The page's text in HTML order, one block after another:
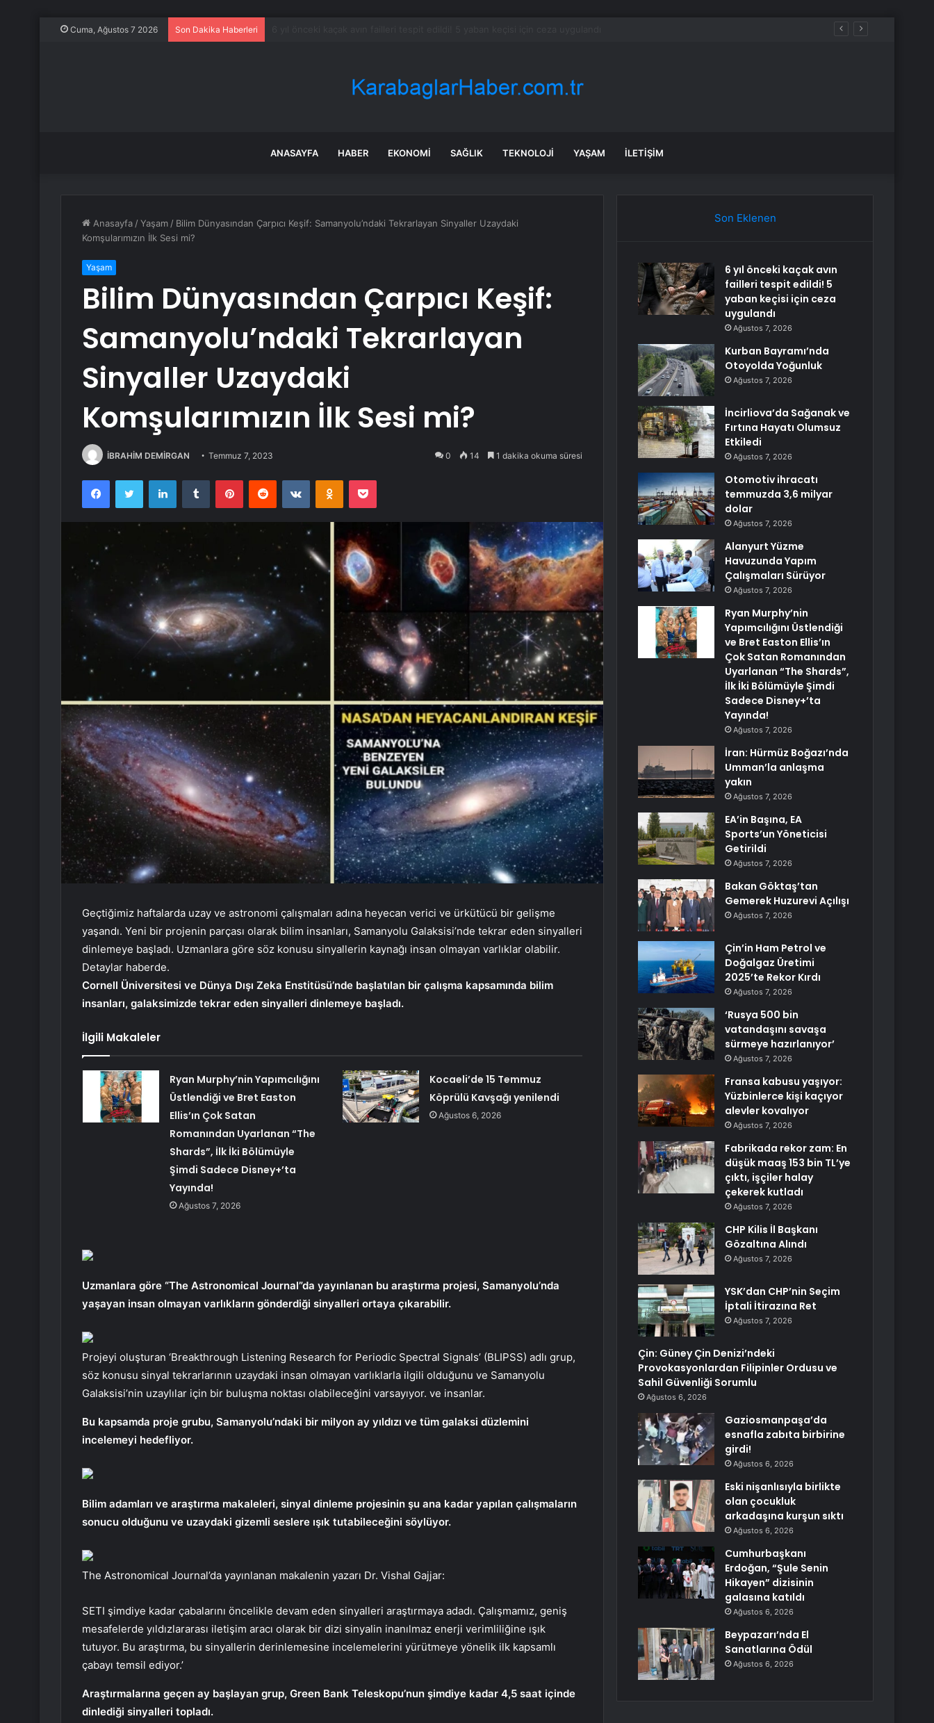
Cuma, Ağustos 7 2026 Son Dakika Haberleri
ANASAYFA HABER EKONOMI SAĞLIK TEKNOLOJI YAŞAM İLETIŞIM
Anasayfa /Yaşam / Bilim Dünyasından Çarpıcı Keşif: Samanyolu’ndaki Tekrarlayan Sinyaller Uzaydaki
Komşularımızın İlk Sesi mi?
Yaşam
Bilim Dünyasından Çarpıcı Keşif:
Samanyolu’ndaki Tekrarlayan
Sinyaller Uzaydaki
Komşularımızın İlk Sesi mi?
İBRAHİM DEMİRGAN Temmuz 7, 2023 0 14 1 dakika okuma süresi
FacebookTwitter LinkedInTumblr PinterestReddit VKontakteOdnoklassniki
Pocket
Geçtiğimiz haftalarda uzay ve astronomi çalışmaları adına heyecan verici ve ürkütücü bir gelişme
yaşandı. Yeni bir projenin parçası olarak bilim insanları, Samanyolu Galaksisi’nde tekrar eden sinyalleri
dinlemeye başladı. Uzmanlara göre söz konusu sinyallerin kaynağı insan olmayan varlıklar olabilir.
Detaylar haberde.
Cornell Üniversitesi ve Dünya Dışı Zeka Enstitüsü’nde başlatılan bir çalışma kapsamında bilim
insanları, galaksimizde tekrar eden sinyalleri dinlemeye başladı.
İlgili Makaleler
Ryan Murphy’nin Yapımcılığını
Üstlendiği ve Bret Easton
Ellis’ın Çok Satan
Romanından Uyarlanan “The
Shards”, İlk İki Bölümüyle
Şimdi Sadece Disney+’ta
Yayında!
Ağustos 7, 2026
Kocaeli’de 15 Temmuz
Köprülü Kavşağı yenilendi
Ağustos 6, 2026
Uzmanlara göre “The Astronomical Journal”da yayınlanan bu araştırma projesi, Samanyolu’nda
yaşayan insan olmayan varlıkların gönderdiği sinyalleri ortaya çıkarabilir.
Projeyi oluşturan ‘Breakthrough Listening Research for Periodic Spectral Signals’ (BLIPSS) adlı grup,
söz konusu sinyal tekrarlarının uzaydaki insan olmayan varlıklarla ilgili olduğunu ve Samanyolu
Galaksisi’nin uzaylılar için bir buluşma noktası olabileceğini varsayıyor. ve insanlar.
Bu kapsamda proje grubu, Samanyolu’ndaki bir milyon ay yıldızı ve tüm galaksi düzlemini
incelemeyi hedefliyor.
Bilim adamları ve araştırma makaleleri, sinyal dinleme projesinin şu ana kadar yapılan çalışmaların
sonucu olduğunu ve uzaydaki gizemli seslere ışık tutabileceğini söylüyor.
The Astronomical Journal’da yayınlanan makalenin yazarı Dr. Vishal Gajjar:
SETI şimdiye kadar çabalarını öncelikle devam eden sinyalleri araştırmaya adadı. Çalışmamız, geniş
mesafelerde yıldızlararası iletişim aracı olarak bir dizi sinyalin inanılmaz enerji verimliliğine ışık
tutuyor. Bu araştırma, bu sinyallerin derinlemesine incelemelerini yürütmeye yönelik ilk kapsamlı
çabayı temsil ediyor.’
Araştırmalarına geçen ay başlayan grup, Green Bank Teleskopu’nun şimdiye kadar 4,5 saat içinde
dinlediği sinyalleri topladı.
Son Eklenen
6 yıl önceki kaçak avın
failleri tespit edildi! 5
yaban keçisi için ceza
uygulandı
Ağustos 7, 2026
Kurban Bayramı’nda
Otoyolda Yoğunluk
Ağustos 7, 2026
İncirliova’da Sağanak ve
Fırtına Hayatı Olumsuz
Etkiledi
Ağustos 7, 2026
Otomotiv ihracatı
temmuzda 3,6 milyar
dolar
Ağustos 7, 2026
Alanyurt Yüzme
Havuzunda Yapım
Çalışmaları Sürüyor
Ağustos 7, 2026
Ryan Murphy’nin
Yapımcılığını Üstlendiği
ve Bret Easton Ellis’ın
Çok Satan Romanından
Uyarlanan “The Shards”,
İlk İki Bölümüyle Şimdi
Sadece Disney+’ta
Yayında!
Ağustos 7, 2026
İran: Hürmüz Boğazı’nda
Umman’la anlaşma
yakın
Ağustos 7, 2026
EA’in Başına, EA
Sports’un Yöneticisi
Getirildi
Ağustos 7, 2026
Bakan Göktaş’tan
Gemerek Huzurevi Açılışı
Ağustos 7, 2026
Çin’in Ham Petrol ve
Doğalgaz Üretimi
2025’te Rekor Kırdı
Ağustos 7, 2026
‘Rusya 500 bin
vatandaşını savaşa
sürmeye hazırlanıyor’
Ağustos 7, 2026
Fransa kabusu yaşıyor:
Yüzbinlerce kişi kaçıyor
alevler kovalıyor
Ağustos 7, 2026
Fabrikada rekor zam: En
düşük maaş 153 bin TL’ye
çıktı, işçiler halay
çekerek kutladı
Ağustos 7, 2026
CHP Kilis İl Başkanı
Gözaltına Alındı
Ağustos 7, 2026
YSK’dan CHP’nin Seçim
İptali İtirazına Ret
Ağustos 7, 2026
Çin: Güney Çin Denizi’ndeki
Provokasyonlardan Filipinler Ordusu ve
Sahil Güvenliği Sorumlu
Ağustos 6, 2026
Gaziosmanpaşa’da
esnafla zabıta birbirine
girdi!
Ağustos 6, 2026
Eski nişanlısıyla birlikte
olan çocukluk
arkadaşına kurşun sıktı
Ağustos 6, 2026
Cumhurbaşkanı
Erdoğan, “Şule Senin
Hikayen” dizisinin
galasına katıldı
Ağustos 6, 2026
Beypazarı’nda El
Sanatlarına Ödül
Ağustos 6, 2026